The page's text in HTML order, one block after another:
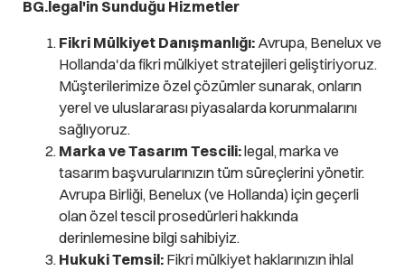
BG.legal'in Sunduğu Hizmetler
Fikri Mülkiyet Danışmanlığı:Avrupa, Benelux ve
Hollanda'da fikri mülkiyet stratejileri geliştiriyoruz.
Müşterilerimize özel çözümler sunarak, onların
yerel ve uluslararası piyasalarda korunmalarını
sağlıyoruz.
Marka ve Tasarım Tescili:legal, marka ve
tasarım başvurularınızın tüm süreçlerini yönetir.
Avrupa Birliği, Benelux (ve Hollanda) için geçerli
olan özel tescil prosedürleri hakkında
derinlemesine bilgi sahibiyiz.
Hukuki Temsil:Fikri mülkiyet haklarınızın ihlal